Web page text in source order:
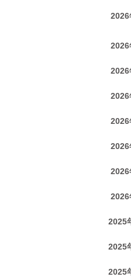
2026
2026
2026
2026
2026
2026
2026
2026
2025
2025
2025